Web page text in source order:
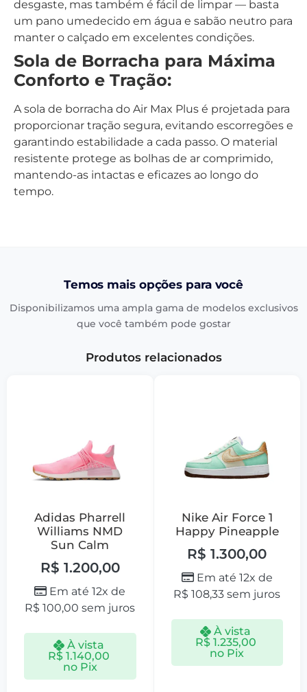
desgaste, mas também é fácil de limpar — basta
um pano umedecido em água e sabão neutro para
manter o calçado em excelentes condições.
Sola de Borracha para Máxima
Conforto e Tração:
A sola de borracha do Air Max Plus é projetada para
proporcionar tração segura, evitando escorregões e
garantindo estabilidade a cada passo. O material
resistente protege as bolhas de ar comprimido,
mantendo-as intactas e eficazes ao longo do
tempo.
Temos mais opções para você
Disponibilizamos uma ampla gama de modelos exclusivos
que você também pode gostar
Produtos relacionados
Adidas Pharrell
Williams NMD
Sun Calm
R$ 1.200,00
Em até 12x de
R$ 100,00 sem juros
À vista
R$1.140,00
no Pix
Nike Air Force 1
Happy Pineapple
R$ 1.300,00
Em até 12x de
R$ 108,33 sem juros
À vista
R$1.235,00
no Pix